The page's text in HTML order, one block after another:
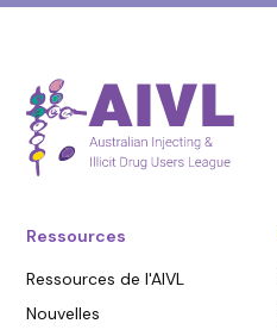
Ressources
Ressources de l'AIVL
Nouvelles